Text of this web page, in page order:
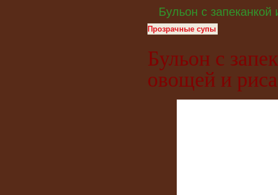
Бульон с
Прозрачные супы
Бульон с
овощей и риса